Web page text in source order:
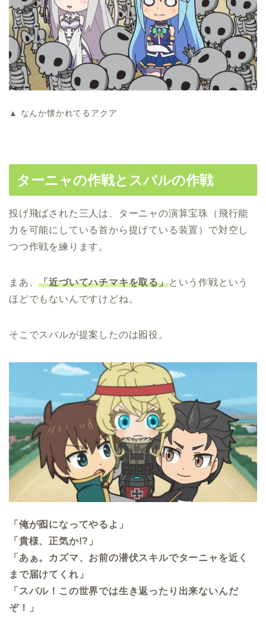
▲ なんか懐かれてるアクア
ターニャの作戦とスバルの作戦
投げ飛ばされた三人は、ターニャの演算宝珠（飛行能
力を可能にしている首から提げている装置）で対空し
つつ作戦を練ります。
まあ、「近づいてハチマキを取る」という作戦という
ほどでもないんですけどね。
そこでスバルが提案したのは囮役。
「俺が囮になってやるよ」
「貴様、正気か!?」
「あぁ。カズマ、お前の潜伏スキルでターニャを近く
まで届けてくれ」
「スバル！この世界では生き返ったり出来ないんだ
ぞ！」